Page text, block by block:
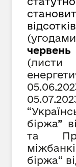
05.07
біржа”
та
біржа“